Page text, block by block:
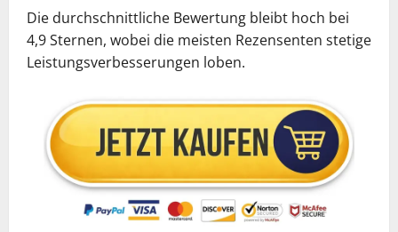
Die durchschnittliche Bewertung bleibt hoch bei
4,9 Sternen, wobei die meisten Rezensenten stetige
Leistungsverbesserungen loben.